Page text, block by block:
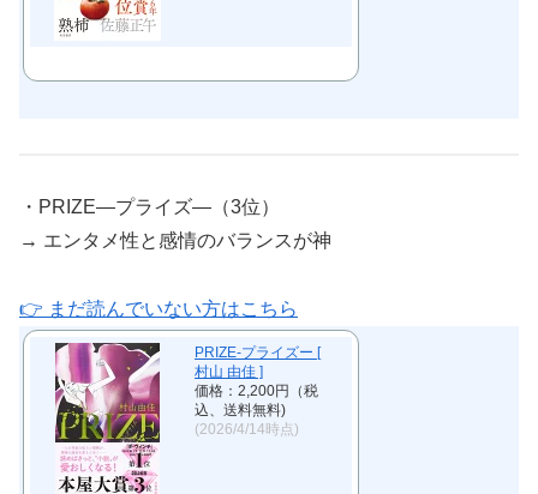
・PRIZE―プライズ―（3位）
→ エンタメ性と感情のバランスが神
👉 まだ読んでいない方はこちら
PRIZE-プライズー [
村山 由佳 ]
価格：2,200円（税
込、送料無料)
(2026/4/14時点)